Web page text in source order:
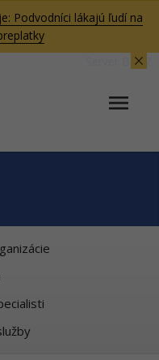
Podvodníci lákajú ľudí na
Server BB07